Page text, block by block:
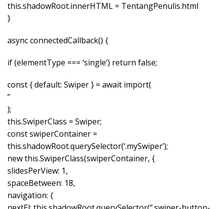
this.shadowRoot.innerHTML = TentangPenulis.html
}
async connectedCallback() {
if (elementType === ‘single’) return false;
const { default: Swiper } = await import(
”
);
this.SwiperClass = Swiper;
const swiperContainer =
this.shadowRoot.querySelector(‘.mySwiper’);
new this.SwiperClass(swiperContainer, {
slidesPerView: 1,
spaceBetween: 18,
navigation: {